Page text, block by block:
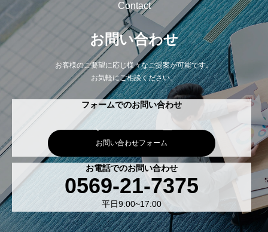
Contact
お問い合わせ
お客様のご要望に応じ様々なご提案が可能です。
お気軽にご相談ください。
フォームでのお問い合わせ
お問い合わせフォーム
お電話でのお問い合わせ
0569-21-7375
平日9:00~17:00